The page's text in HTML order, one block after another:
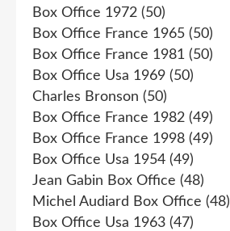
Box Office 1972 (50)
Box Office France 1965 (50)
Box Office France 1981 (50)
Box Office Usa 1969 (50)
Charles Bronson (50)
Box Office France 1982 (49)
Box Office France 1998 (49)
Box Office Usa 1954 (49)
Jean Gabin Box Office (48)
Michel Audiard Box Office (48)
Box Office Usa 1963 (47)